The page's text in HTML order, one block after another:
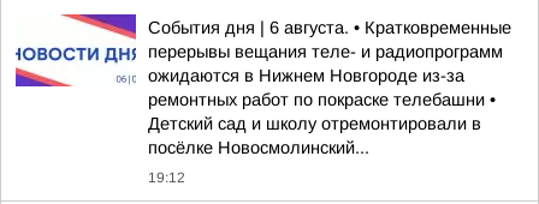
События дня | 6 августа. • Кратковременные
перерывы вещания теле- и радиопрограмм
ожидаются в Нижнем Новгороде из-за
ремонтных работ по покраске телебашни •
Детский сад и школу отремонтировали в
посёлке Новосмолинский...
19:12